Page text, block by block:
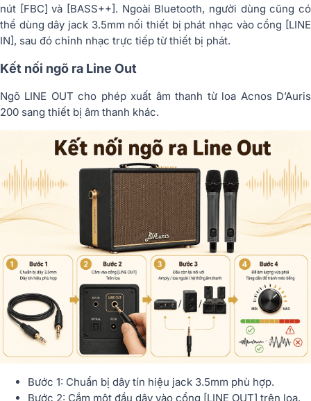
nút [FBC] và [BASS++]. Ngoài Bluetooth, người dùng cũng có
thể dùng dây jack 3.5mm nối thiết bị phát nhạc vào cổng [LINE
IN], sau đó chỉnh nhạc trực tiếp từ thiết bị phát.
Kết nối ngõ ra Line Out
Ngõ LINE OUT cho phép xuất âm thanh từ loa Acnos D’Auris
200 sang thiết bị âm thanh khác.
Bước 1: Chuẩn bị dây tín hiệu jack 3.5mm phù hợp.
Bước 2: Cắm một đầu dây vào cổng [LINE OUT] trên loa.